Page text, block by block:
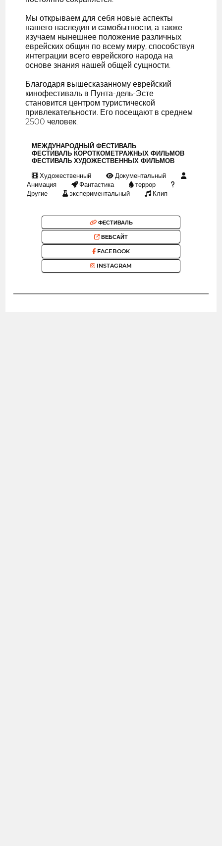
Мы открываем для себя новые аспекты
нашего наследия и самобытности, а также
изучаем нынешнее положение различных
еврейских общин по всему миру, способствуя
интеграции всего еврейского народа на
основе знания нашей общей сущности.
Благодаря вышесказанному еврейский
кинофестиваль в Пунта-дель-Эсте
становится центром туристической
привлекательности. Его посещают в среднем
2500 человек.
МЕЖДУНАРОДНЫЙ ФЕСТИВАЛЬ
ФЕСТИВАЛЬ КОРОТКОМЕТРАЖНЫХ ФИЛЬМОВ
ФЕСТИВАЛЬ ХУДОЖЕСТВЕННЫХ ФИЛЬМОВ
Художественный
Документальный
Анимация
Фантастика
террор
Другие
экспериментальный Клип
ФЕСТИВАЛЬ
ВЕБСАЙТ
FACEBOOK
INSTAGRAM